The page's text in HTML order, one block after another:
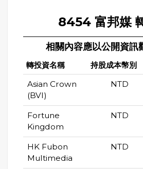
8454 富邦媒
相關內容應以公開資訊
轉投資名稱 持股成本幣別
Asian Crown
(BVI)
NTD
Fortune
Kingdom
NTD
HK Fubon
Multimedia
NTD